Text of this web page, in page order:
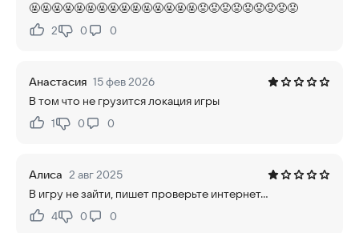
🤬🤬🤬🤬🤬🤬🤬🤬🤬🤬🤬🤬🤬🤬🤬😡😡😡😡😡😡😡😡😡
Нравится:
2Не нравится:
0 0
Анастасия 15 фев 2026
В том что не грузится локация игры
Нравится:
1Не нравится:
0 0
Алиса 2 авг 2025
В игру не зайти, пишет проверьте интернет...
Нравится:
4Не нравится:
0 0